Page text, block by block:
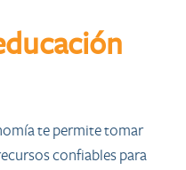
te permite tomar
confiables para